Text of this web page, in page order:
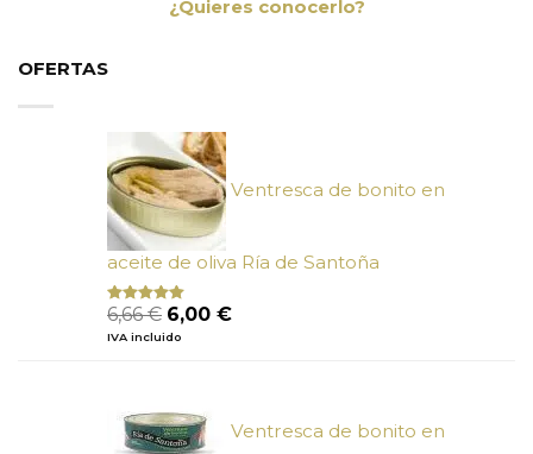
¿Quieres conocerlo?
OFERTAS
Ventresca de bonito en
aceite de oliva Ría de Santoña
Valorado
con
de 5
6,66€ El
precio
6,00 €El
IVA incluido
Ventresca de bonito en